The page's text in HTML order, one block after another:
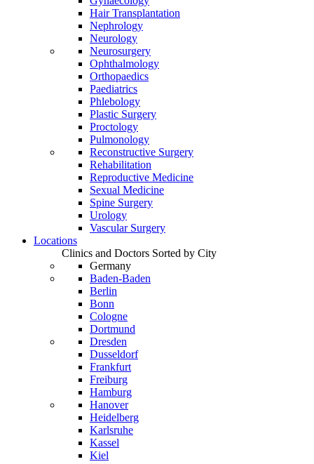
Hair Transplantation
Nephrology
Neurology
Neurosurgery
Ophthalmology
Orthopaedics
Paediatrics
Phlebology
Plastic Surgery
Proctology
Pulmonology
Reconstructive Surgery
Rehabilitation
Reproductive Medicine
Sexual Medicine
Spine Surgery
Urology
Vascular Surgery
Locations
Clinics and Doctors Sorted by City
Germany
Baden-Baden
Berlin
Bonn
Cologne
Dortmund
Dresden
Dusseldorf
Frankfurt
Freiburg
Hamburg
Hanover
Heidelberg
Karlsruhe
Kassel
Kiel